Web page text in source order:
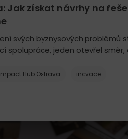
Jak získat návrhy na
svých byznysových problémů
spolupráce, jeden otevřel
Impact Hub Ostrava inovace